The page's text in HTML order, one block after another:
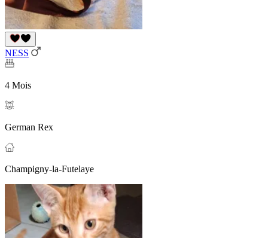
NESS
4 Mois
German Rex
Champigny-la-Futelaye